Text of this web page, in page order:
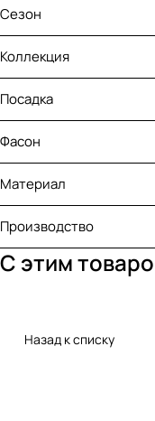
Сезон
Коллекция
Посадка
Фасон
Материал
Производство
С этим
Назад к списку